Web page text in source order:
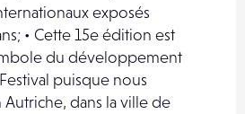
exposés
• Cette 15e édition est
du développement
puisque nous
dans la ville de